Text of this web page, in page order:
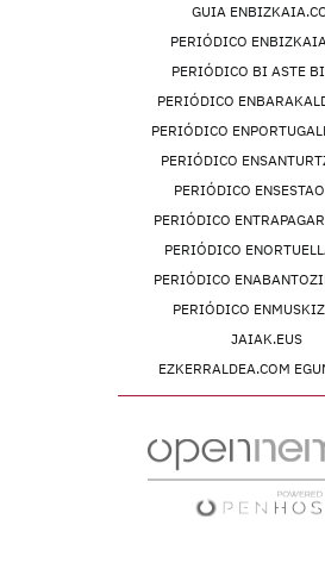
GUIA
PERIÓDICO
PERIÓDICO BI ASTE
PERIÓDICO
PERIÓDICO
PERIÓDICO
PERIÓDICO
PERIÓDICO
PERIÓDICO
PERIÓDICO
PERIÓDICO
JAIAK.EUS
EZKERRALDEA.COM